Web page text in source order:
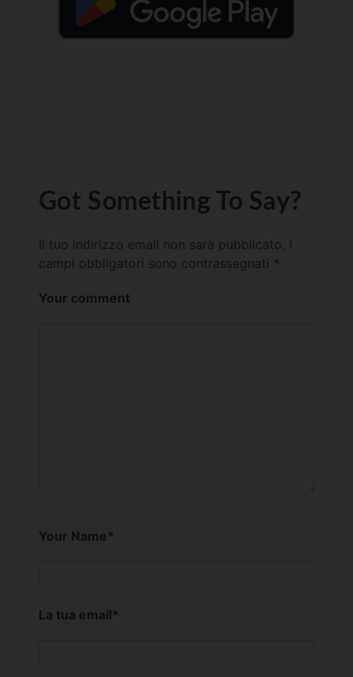
Got Something To Say?
Il tuo indirizzo email non sarà pubblicato.
campi obbligatori sono contrassegnati *
Your comment
Your Name*
La tua email*